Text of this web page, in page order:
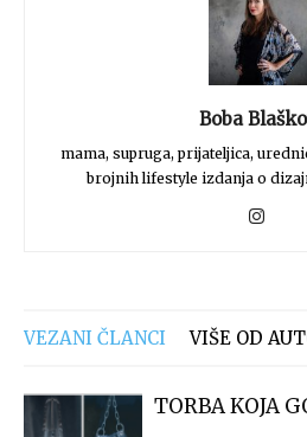
Boba
mama, supruga, prijateljica,
brojnih lifestyle izdanja o
VEZANI ČLANCI VIŠE OD
TORBA KOJA